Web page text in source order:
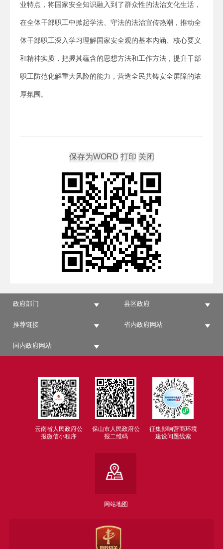
业特点，将国家安全知识融入到了群众性的法治文化生活，
在全体干部职工中掀起学法、守法的法治宣传热潮，推动全
体干部职工深入学习理解国家安全观的基本内涵、核心要义
和精神实质，把握其蕴含的思想方法和工作方法，提升干部
职工防范化解重大风险的能力，营造全民共铸安全屏障的浓
厚氛围。
政府部门 县区政府
推荐链接 省内政府网站
国内政府网站
云南省人民政府公
报微信小程序
保山市人民政府公
报二维码
征集影响营商环境
建设问题线索
网站地图